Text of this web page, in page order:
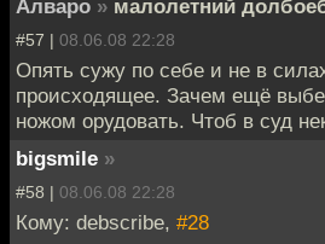
Алваро » малолетний
#57 | 08.06.08 22:28
Опять сужу по себе и не в
происходящее. Зачем ещё
ножом орудовать. Чтоб в суд
bigsmile »
#58 | 08.06.08 22:28
Кому: debscribe, #28